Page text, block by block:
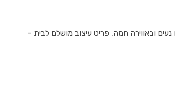
ובאווירה חמה. פריט עיצוב מושלם לבית –